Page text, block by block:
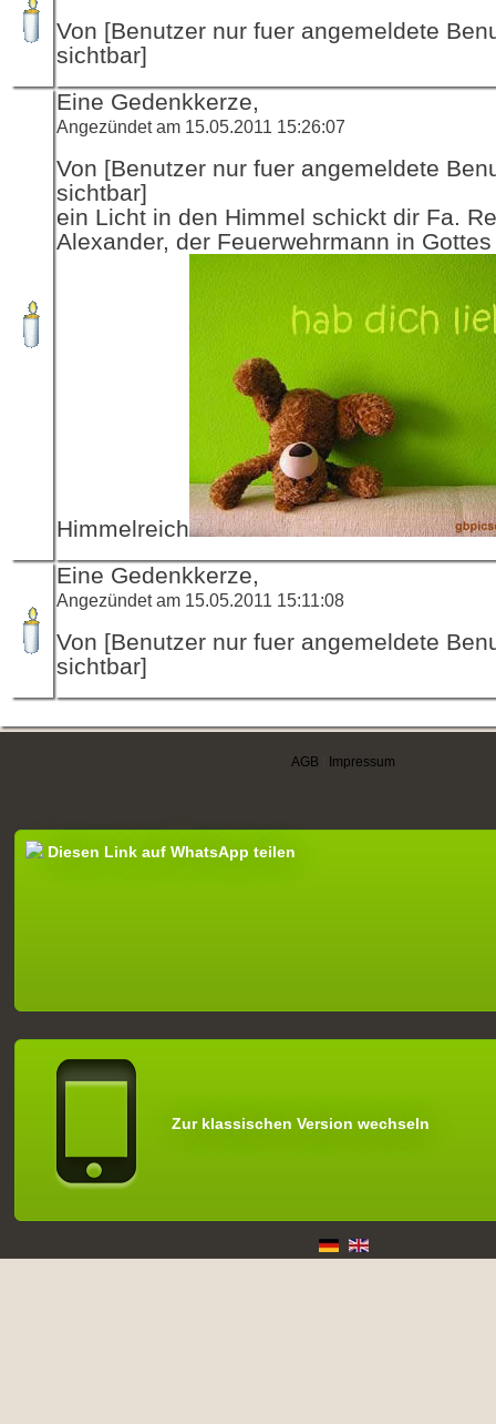
Von [Benutzer nur fuer angemeldete
sichtbar]
Eine Gedenkkerze,
Angezündet am 15.05.2011 15:26:07
Von [Benutzer nur fuer angemeldete
sichtbar]
ein Licht in den Himmel schickt dir Fa.
Alexander, der Feuerwehrmann in Gottes
Himmelreich
Eine Gedenkkerze,
Angezündet am 15.05.2011 15:11:08
Von [Benutzer nur fuer angemeldete
sichtbar]
AGB Impressum
Diesen Link auf WhatsApp teilen
Zur klassischen Version wechseln